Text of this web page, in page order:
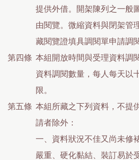
提供外借。開架陳列之一般
由閱覽。微縮資料與閉架管
藏閱覽證填具調閱單申請調閱
第四條 本組開放時間與受理資料調
資料調閱數量，每人每天以
限。
第五條 本組所藏之下列資料，不提
請者除外：
一、資料狀況不佳又尚未修
嚴重、硬化黏結、裝訂易於